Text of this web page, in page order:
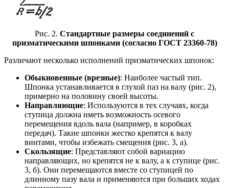
Рис. 2. Стандартные размеры соединений с
призматическими шпонками (согласно ГОСТ 23360-78)
Различают несколько исполнений призматических шпонок:
Обыкновенные (врезные): Наиболее частый тип.
Шпонка устанавливается в глухой паз на валу (рис. 2),
примерно на половину своей высоты.
Направляющие: Используются в тех случаях, когда
ступица должна иметь возможность осевого
перемещения вдоль вала (например, в коробках
передач). Такие шпонки жестко крепятся к валу
винтами, чтобы избежать смещения (рис. 3, а).
Скользящие: Представляют собой вариацию
направляющих, но крепятся не к валу, а к ступице (рис.
3, б). Они перемещаются вместе со ступицей по
длинному пазу вала и применяются при больших ходах